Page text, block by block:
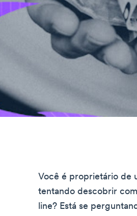
Você é proprietário de
tentando descobrir
line? Está se